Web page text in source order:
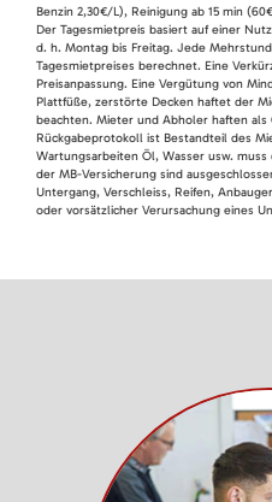
Benzin 2,30€/L), Reinigung ab 15 min
Der Tagesmietpreis basiert auf einer
d. h. Montag bis Freitag. Jede
Tagesmietpreises berechnet. Eine
Preisanpassung. Eine Vergütung von
Plattfüße, zerstörte Decken haftet der
beachten. Mieter und Abholer haften
Rückgabeprotokoll ist Bestandteil des
Wartungsarbeiten Öl, Wasser usw.
der MB-Versicherung sind
Untergang, Verschleiss, Reifen,
oder vorsätzlicher Verursachung eines